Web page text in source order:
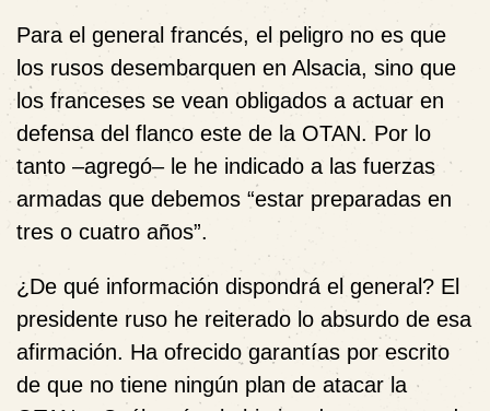
Para el general francés, el peligro no es que
los rusos desembarquen en Alsacia, sino que
los franceses se vean obligados a actuar en
defensa del flanco este de la OTAN. Por lo
tanto –agregó– le he indicado a las fuerzas
armadas que debemos “estar preparadas en
tres o cuatro años”.
¿De qué información dispondrá el general? El
presidente ruso he reiterado lo absurdo de esa
afirmación. Ha ofrecido garantías por escrito
de que no tiene ningún plan de atacar la